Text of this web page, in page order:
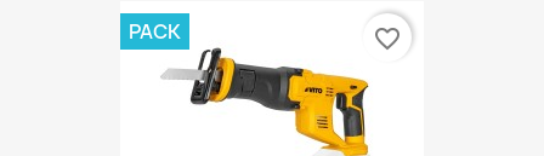
PACK favorite_border